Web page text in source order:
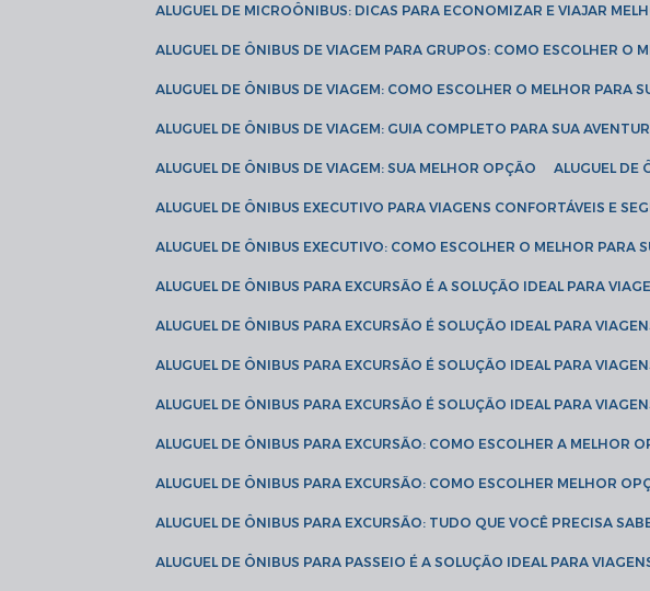
ALUGUEL DE MICROÔNIBUS: DICAS PARA ECONOMIZAR E VIAJAR
ALUGUEL DE ÔNIBUS DE VIAGEM PARA GRUPOS: COMO ESCOLHER O
ALUGUEL DE ÔNIBUS DE VIAGEM: COMO ESCOLHER O MELHOR PARA
ALUGUEL DE ÔNIBUS DE VIAGEM: GUIA COMPLETO PARA SUA
ALUGUEL DE ÔNIBUS DE VIAGEM: SUA MELHOR OPÇÃO ALUGUEL
ALUGUEL DE ÔNIBUS EXECUTIVO PARA VIAGENS CONFORTÁVEIS E
ALUGUEL DE ÔNIBUS EXECUTIVO: COMO ESCOLHER O MELHOR PARA
ALUGUEL DE ÔNIBUS PARA EXCURSÃO É A SOLUÇÃO IDEAL PARA
ALUGUEL DE ÔNIBUS PARA EXCURSÃO É SOLUÇÃO IDEAL PARA
ALUGUEL DE ÔNIBUS PARA EXCURSÃO É SOLUÇÃO IDEAL PARA
ALUGUEL DE ÔNIBUS PARA EXCURSÃO É SOLUÇÃO IDEAL PARA
ALUGUEL DE ÔNIBUS PARA EXCURSÃO: COMO ESCOLHER A MELHOR
ALUGUEL DE ÔNIBUS PARA EXCURSÃO: COMO ESCOLHER MELHOR
ALUGUEL DE ÔNIBUS PARA EXCURSÃO: TUDO QUE VOCÊ PRECISA
ALUGUEL DE ÔNIBUS PARA PASSEIO É A SOLUÇÃO IDEAL PARA